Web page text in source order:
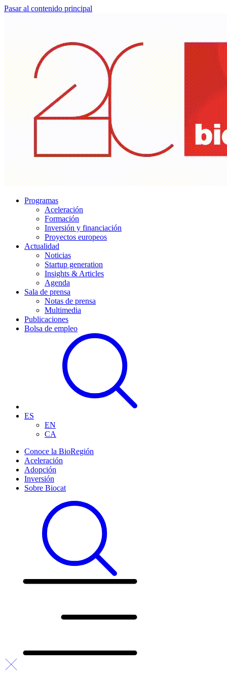
Pasar al contenido principal
Programas
Aceleración
Formación
Inversión y financiación
Proyectos europeos
Actualidad
Noticias
Startup generation
Insights & Articles
Agenda
Sala de prensa
Notas de prensa
Multimedia
Publicaciones
Bolsa de empleo
ES
EN
CA
Conoce la BioRegión
Aceleración
Adopción
Inversión
Sobre Biocat